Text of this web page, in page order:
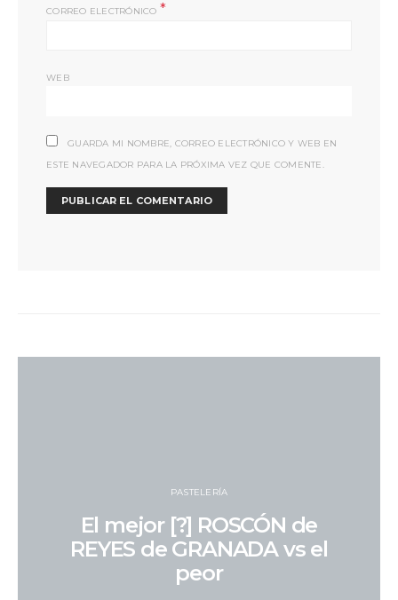
CORREO ELECTRÓNICO *
WEB
GUARDA MI NOMBRE, CORREO ELECTRÓNICO Y WEB EN
ESTE NAVEGADOR PARA LA PRÓXIMA VEZ QUE COMENTE.
PASTELERÍA
El mejor [?] ROSCÓN de
REYES de GRANADA vs el
peor